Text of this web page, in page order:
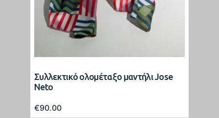
Συλλεκτικό ολομέταξο μαντήλι Jose
Neto
€90.00